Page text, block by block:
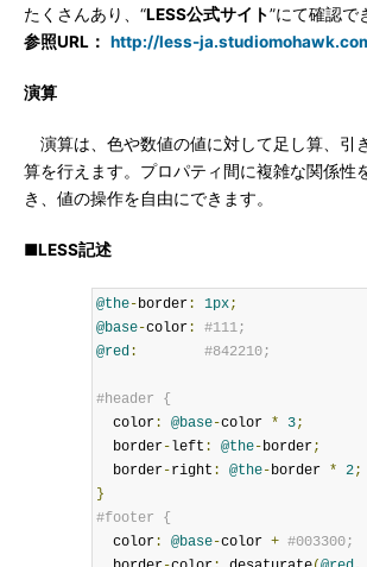
たくさんあり、“LESS公式サイト”にて確認で
参照URL： http://less-
演算
演算は、色や数値の値に対して足し算、引
算を行えます。プロパティ間に複雑な関係性
き、値の操作を自由にできます。
■LESS記述
@the-border: 1px;
@base-color:
#111;
@red: #842210;
#header {
  color
: @base-color * 3;
  border
- left : @the-border;
  border
-right : @the-border * 2;
}
#footer {
  color
: @base-color + #003300;